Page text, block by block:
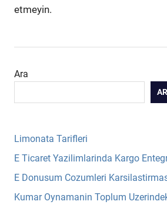
etmeyin.
Ara
Limonata Tarifleri
E Ticaret Yazilimlarinda Kargo
E Donusum Cozumleri
Kumar Oynamanin Toplum